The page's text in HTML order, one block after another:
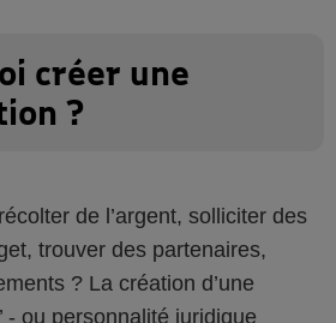
créer une
?
de l’argent, solliciter des
trouver des partenaires,
? La création d’une
- ou personnalité juridique